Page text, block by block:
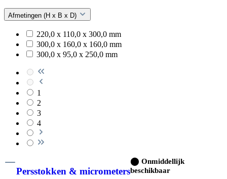
Afmetingen (H x B x D)
220,0 x 110,0 x 300,0 mm
300,0 x 160,0 x 160,0 mm
300,0 x 95,0 x 250,0 mm
1
2
3
4
Persstokken & micrometers
⬤ Onmiddellijk
beschikbaar